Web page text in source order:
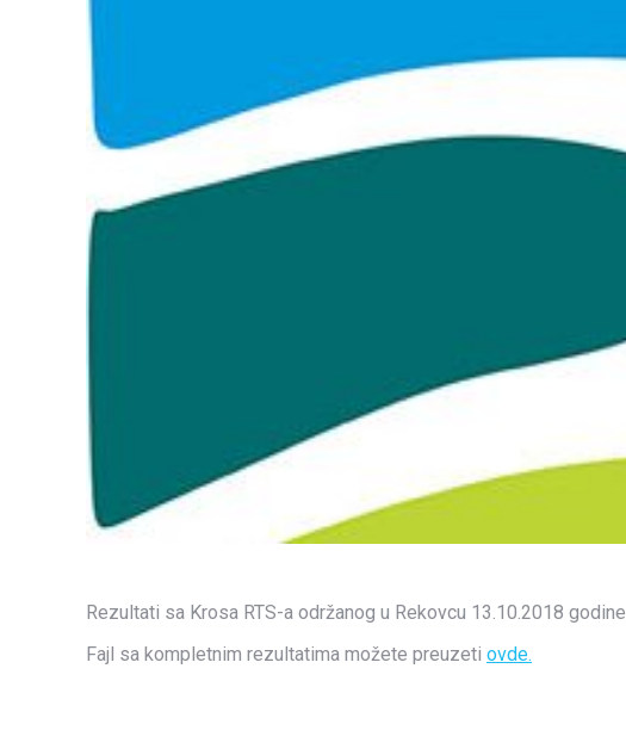
Rezultati sa Krosa RTS-a održanog u Rekovcu 13.10.2018 godine
Fajl sa kompletnim rezultatima možete preuzeti ovde.